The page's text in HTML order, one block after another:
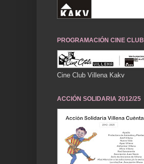
PROGRAMACIÓN CINE CLUB
Cine Club Villena Kakv
ACCIÓN SOLIDARIA 2012/25